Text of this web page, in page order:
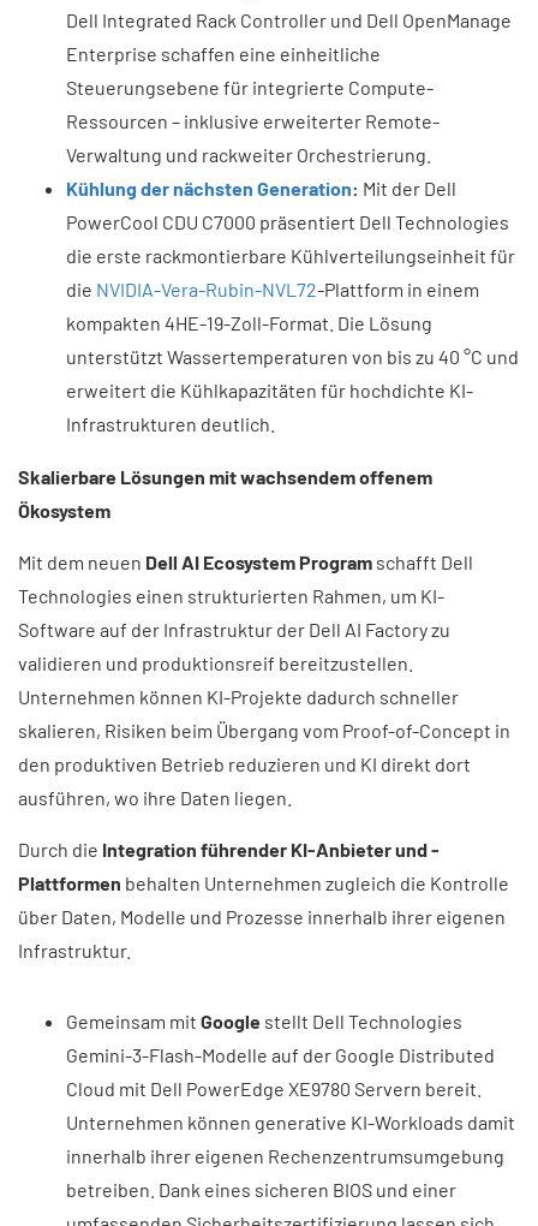
Dell Integrated Rack Controller und Dell OpenManage
Enterprise schaffen eine einheitliche
Steuerungsebene für integrierte Compute-
Ressourcen – inklusive erweiterter Remote-
Verwaltung und rackweiter Orchestrierung.
Kühlung der nächsten Generation: Mit der Dell
PowerCool CDU C7000 präsentiert Dell Technologies
die erste rackmontierbare Kühlverteilungseinheit für
die NVIDIA-Vera-Rubin-NVL72-Plattform in einem
kompakten 4HE-19-Zoll-Format. Die Lösung
unterstützt Wassertemperaturen von bis zu 40 °C und
erweitert die Kühlkapazitäten für hochdichte KI-
Infrastrukturen deutlich.
Skalierbare Lösungen mit wachsendem offenem
Ökosystem
Mit dem neuen Dell AI Ecosystem Program schafft Dell
Technologies einen strukturierten Rahmen, um KI-
Software auf der Infrastruktur der Dell AI Factory zu
validieren und produktionsreif bereitzustellen.
Unternehmen können KI-Projekte dadurch schneller
skalieren, Risiken beim Übergang vom Proof-of-Concept in
den produktiven Betrieb reduzieren und KI direkt dort
ausführen, wo ihre Daten liegen.
Durch die Integration führender KI-Anbieter und -
Plattformen behalten Unternehmen zugleich die Kontrolle
über Daten, Modelle und Prozesse innerhalb ihrer eigenen
Infrastruktur.
Gemeinsam mit Google stellt Dell Technologies
Gemini-3-Flash-Modelle auf der Google Distributed
Cloud mit Dell PowerEdge XE9780 Servern bereit.
Unternehmen können generative KI-Workloads damit
innerhalb ihrer eigenen Rechenzentrumsumgebung
betreiben. Dank eines sicheren BIOS und einer